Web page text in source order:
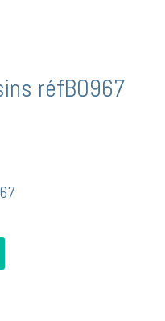
réfBO967